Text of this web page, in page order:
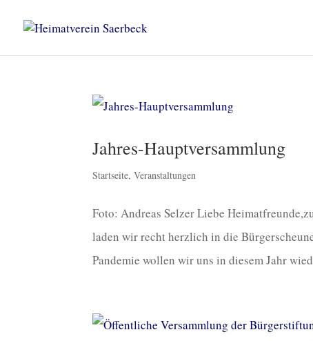
Jahres-Hauptversammlung
Startseite,Veranstaltungen
Foto: Andreas Selzer Liebe
laden wir recht herzlich in die
Pandemie wollen wir uns in diesem Jahr